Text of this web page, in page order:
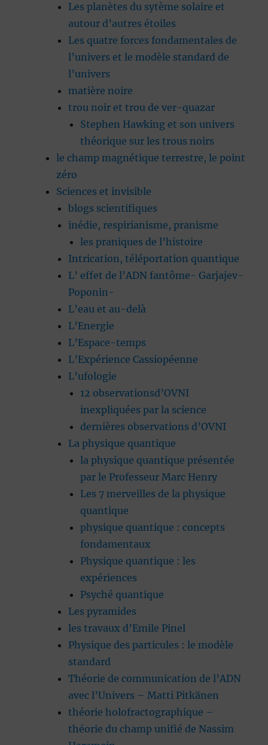
Les planètes du sytème solaire et
autour d’autres étoiles
Les quatre forces fondamentales de
l’univers et le modèle standard de
l’univers
matière noire
trou noir et trou de ver-quazar
Stephen Hawking et son univers
théorique sur les trous noirs
le champ magnétique terrestre, le point
zéro
Sciences et invisible
blogs scientifiques
inédie, respirianisme, pranisme
les praniques de l’histoire
Intrication, téléportation quantique
L’ effet de l’ADN fantôme- Garjajev-
Poponin-
L’eau et au-delà
L’Energie
L’Espace-temps
L’Expérience Cassiopéenne
L’ufologie
12 observationsd’OVNI
inexpliquées par la science
dernières observations d’OVNI
La physique quantique
la physique quantique présentée
par le Professeur Marc Henry
Les 7 merveilles de la physique
quantique
physique quantique : concepts
fondamentaux
Physique quantique : les
expériences
Psyché quantique
Les pyramides
les travaux d’Emile Pinel
Physique des particules : le modèle
standard
Théorie de communication de l’ADN
avec l’Univers – Matti Pitkänen
théorie holofractographique –
théorie du champ unifié de Nassim